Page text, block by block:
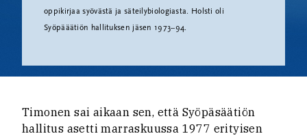
oppikirjaa syövästä ja säteilybiologiasta. Holsti oli
Syöpääätiön hallituksen jäsen 1973–94.
Timonen sai aikaan sen, että Syöpäsäätiön
hallitus asetti marraskuussa 1977 erityisen